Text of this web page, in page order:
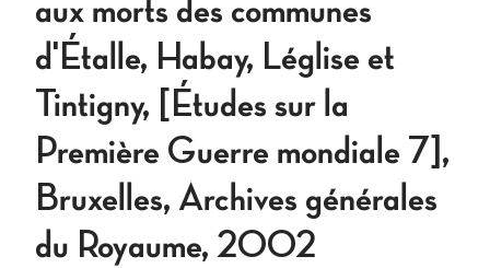
aux morts des communes
d'Étalle, Habay, Léglise et
Tintigny, [Études sur la
Première Guerre mondiale 7],
Bruxelles, Archives générales
du Royaume, 2002